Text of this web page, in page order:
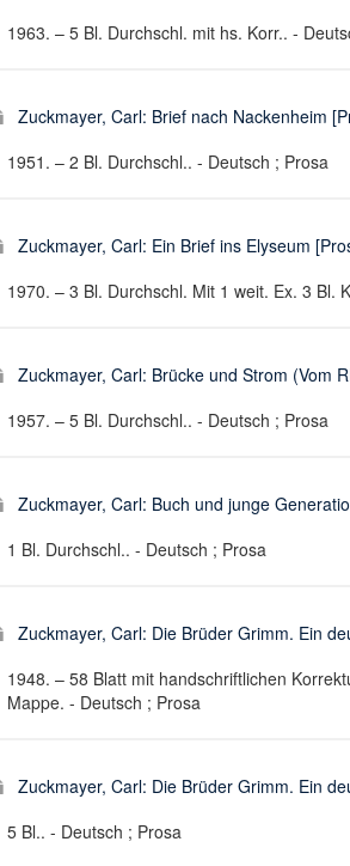
1963. – 5 Bl. Durchschl. mit hs. Korr.. -
Zuckmayer, Carl: Brief nach Nackenheim
1951. – 2 Bl. Durchschl.. - Deutsch ; Prosa
Zuckmayer, Carl: Ein Brief ins Elyseum
1970. – 3 Bl. Durchschl. Mit 1 weit. Ex. 3 Bl.
Zuckmayer, Carl: Brücke und Strom (Vom
1957. – 5 Bl. Durchschl.. - Deutsch ; Prosa
Zuckmayer, Carl: Buch und junge
1 Bl. Durchschl.. - Deutsch ; Prosa
Zuckmayer, Carl: Die Brüder Grimm. Ein
1948. – 58 Blatt mit handschriftlichen
Mappe. - Deutsch ; Prosa
Zuckmayer, Carl: Die Brüder Grimm. Ein
5 Bl.. - Deutsch ; Prosa